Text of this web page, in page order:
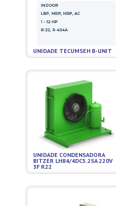
UNIDADE TECUMSEH B-UNIT
UNIDADE CONDENSADORA
BITZER LH84/4DC5.2SA 220V
3F R22